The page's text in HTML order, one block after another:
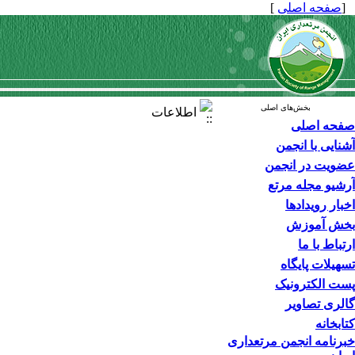
[صفحه اصلی ]
بخش‌های اصلی
صفحه اصلی
آشنایی با انجمن
عضویت در انجمن
آرشیو مجله مرتع
اخبار رویدادها
بخش آموزش
ارتباط با ما
تسهیلات پایگاه
پست الکترونیک
گالری تصاویر
کتابخانه
خبرنامه انجمن مرتعداری
اطلاعات